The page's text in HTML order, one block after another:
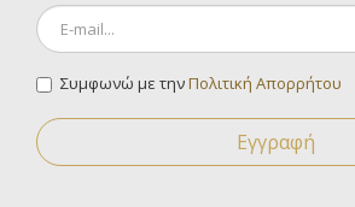
Συμφωνώ με τηνΠολιτική Απορρήτου
Εγγραφή